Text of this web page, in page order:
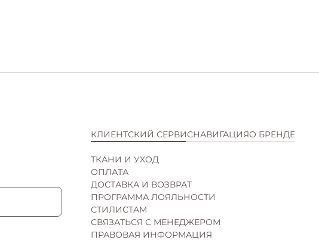
КЛИЕНТСКИЙ СЕРВИСНАВИГАЦИЯО БРЕНДЕ
ТКАНИ И УХОД
ОПЛАТА
ДОСТАВКА И ВОЗВРАТ
ПРОГРАММА ЛОЯЛЬНОСТИ
СТИЛИСТАМ
СВЯЗАТЬСЯ С МЕНЕДЖЕРОМ
ПРАВОВАЯ ИНФОРМАЦИЯ
КАТАЛОГ
НОВИНКИ
SALE
ПОДАРОЧНЫЕ СЕРТИФИКАТЫ
МАГАЗИНЫ
ИСТОРИЯ
КОНТАКТЫ
ВАКАНСИИ
СОТРУДНИЧЕСТВО